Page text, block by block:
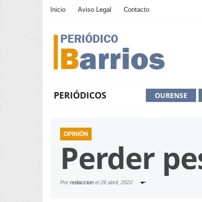
Inicio Aviso Legal Contacto
PERIÓDICOS OURENSE
OPINIÓN
Perder
Por redaccion el26 abril, 2022